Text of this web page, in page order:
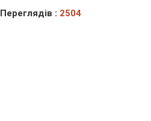
Переглядів : 2504